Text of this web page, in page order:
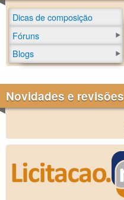
Dicas de composição
Fóruns
Blogs
Novidades e revisões